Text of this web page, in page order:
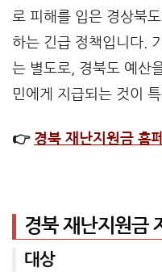
로 피해를 입은 경상북
하는 긴급 정책입니다.
는 별도로, 경북도 예산
민에게 지급되는 것이
👉 경북 재난지원금 홈
경북 재난지원금
대상